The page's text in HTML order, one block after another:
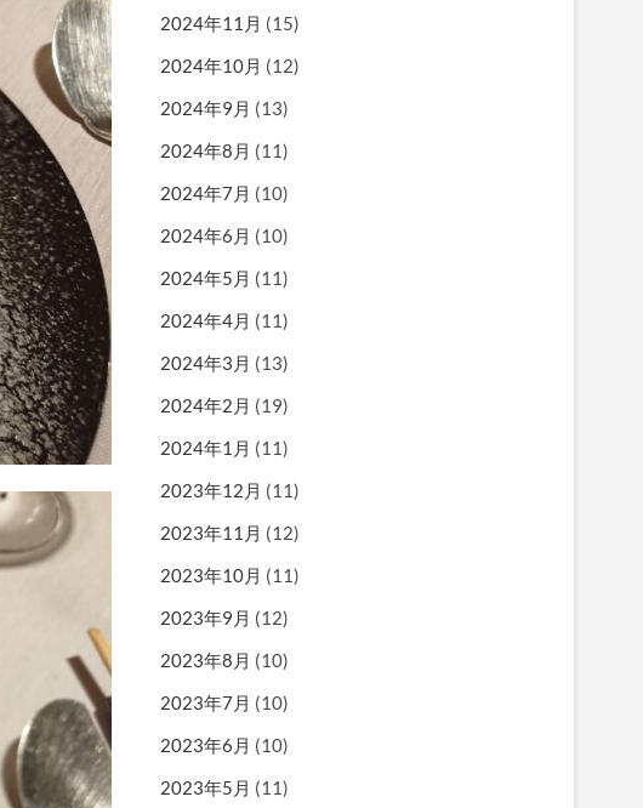
2024年11月 (15)
2024年10月 (12)
2024年9月 (13)
2024年8月 (11)
2024年7月 (10)
2024年6月 (10)
2024年5月 (11)
2024年4月 (11)
2024年3月 (13)
2024年2月 (19)
2024年1月 (11)
2023年12月 (11)
2023年11月 (12)
2023年10月 (11)
2023年9月 (12)
2023年8月 (10)
2023年7月 (10)
2023年6月 (10)
2023年5月 (11)